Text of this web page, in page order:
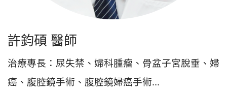
許鈞碩 醫師
治療專長：尿失禁、婦科腫瘤、骨盆子宮脫垂、婦
癌、腹腔鏡手術、腹腔鏡婦癌手術...